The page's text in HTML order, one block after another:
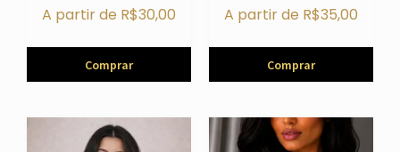
A partir de R$30,00
Comprar
A partir de R$35,00
Comprar